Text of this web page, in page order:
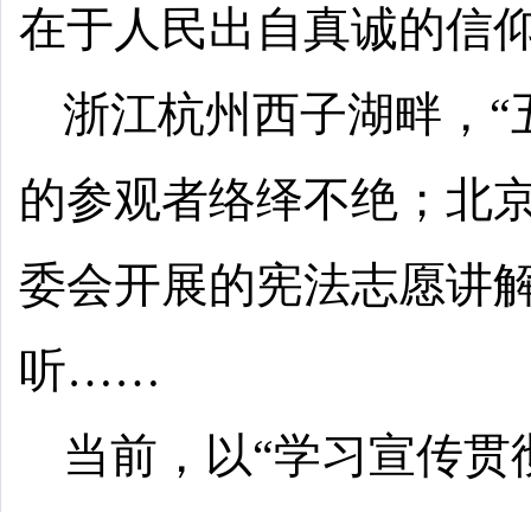
在于人民出自真诚的信
浙江杭州西子湖畔，
的参观者络绎不绝；北
委会开展的宪法志愿讲
听……
当前，以“学习宣传